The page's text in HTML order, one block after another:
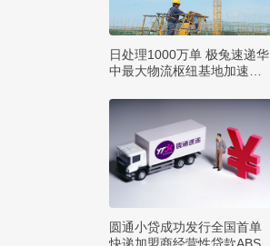
日处理1000万单 极兔速递华
中最大物流枢纽基地加速建
圆通小贷成功发行全国首单